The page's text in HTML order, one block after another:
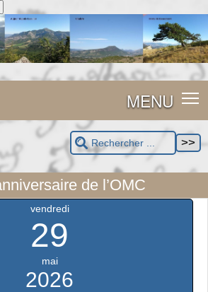
MENU
de l’OMC
vendredi
29
mai
2026